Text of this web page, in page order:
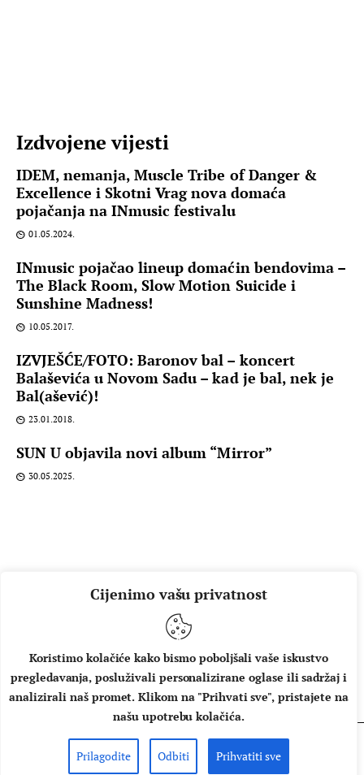
Cijenimo vašu privatnost
Koristimo kolačiće kako bismo poboljšali vaše iskustvo
pregledavanja, posluživali personalizirane oglase ili sadržaj i
analizirali naš promet. Klikom na "Prihvati sve", pristajete na
našu upotrebu kolačića.
Prilagodite Odbiti Prihvatiti sve
Izdvojene vijesti
IDEM, nemanja, Muscle Tribe of Danger &
Excellence i Skotni Vrag nova domaća
pojačanja na INmusic festivalu
01.05.2024.
INmusic pojačao lineup domaćin bendovima –
The Black Room, Slow Motion Suicide i
Sunshine Madness!
10.05.2017.
IZVJEŠĆE/FOTO: Baronov bal – koncert
Balaševića u Novom Sadu – kad je bal, nek je
Bal(ašević)!
23.01.2018.
SUN U objavila novi album “Mirror”
30.05.2025.
O NAMA IMPRESSUM UVJETI KORIŠTENJA
Copyright © 2026 Music Box - All rights reserved.